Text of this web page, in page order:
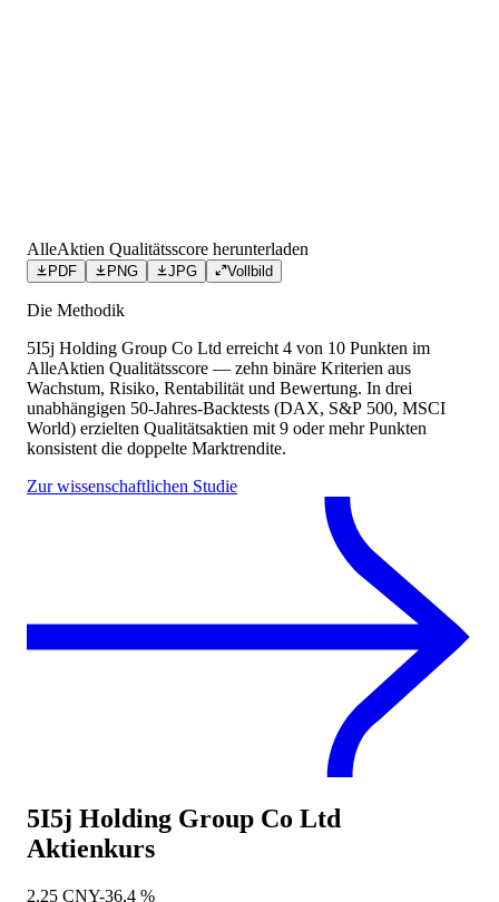
AlleAktien Qualitätsscore herunterladen
PDF PNG JPG Vollbild
Die Methodik
5I5j Holding Group Co Ltd erreicht 4 von 10 Punkten im
AlleAktien Qualitätsscore — zehn binäre Kriterien aus
Wachstum, Risiko, Rentabilität und Bewertung. In drei
unabhängigen 50-Jahres-Backtests (DAX, S&P 500, MSCI
World) erzielten Qualitätsaktien mit 9 oder mehr Punkten
konsistent die doppelte Marktrendite.
Zur wissenschaftlichen Studie
5I5j Holding Group Co Ltd
Aktienkurs
2,25 CNY-36,4 %